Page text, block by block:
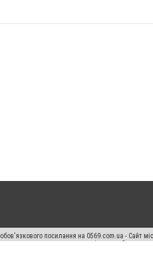
посилання на 0569.com.ua - Сайт
виняткових прав переслідується Законом.